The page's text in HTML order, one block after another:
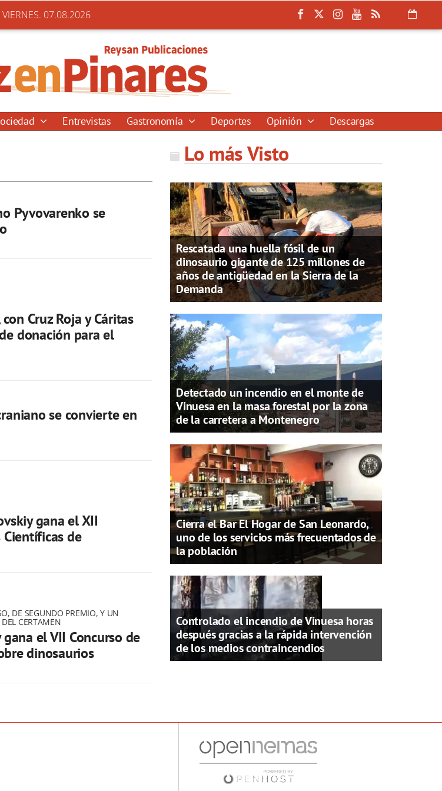
VIERNES. 07.08.2026
Entrevistas Gastronomía Deportes Opinión Descargas
Pyvovarenko se
Cruz Roja y Cáritas
donación para el
se convierte en
gana el XII
de
DE SEGUNDO PREMIO, Y UN
CERTAMEN
el VII Concurso de
dinosaurios
Lo más Visto
Rescatada una huella fósil de un
dinosaurio gigante de 125 millones de
años de antigüedad en la Sierra de la
Demanda
Detectado un incendio en el monte de
Vinuesa en la masa forestal por la zona
de la carretera a Montenegro
Cierra el Bar El Hogar de San Leonardo,
uno de los servicios más frecuentados de
la población
Controlado el incendio de Vinuesa horas
después gracias a la rápida intervención
de los medios contraincendios